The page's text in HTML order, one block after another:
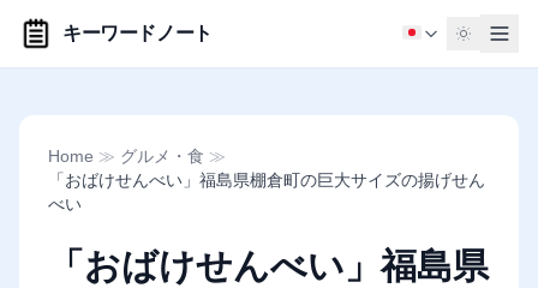
キーワードノート
Home ≫ グルメ・食 ≫
「おばけせんべい」福島県棚倉町の巨大サイズの揚げせん
べい
「おばけせんべい」福島県